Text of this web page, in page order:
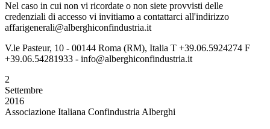
Nel caso in cui non vi ricordate o non siete provvisti delle
credenziali di accesso vi invitiamo a contattarci all'indirizzo
affarigenerali@alberghiconfindustria.it
V.le Pasteur, 10 - 00144 Roma (RM), Italia T +39.06.5924274 F
+39.06.54281933 - info@alberghiconfindustria.it
2
Settembre
2016
Associazione Italiana Confindustria Alberghi